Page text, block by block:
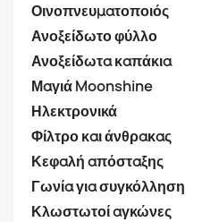
Οινοπνευματοποιός
Ανοξείδωτο φύλλο
Ανοξείδωτα καπάκια
Μαγιά Moonshine
Ηλεκτρονικά
Φίλτρο και άνθρακας
Κεφαλή απόσταξης
Γωνία για συγκόλληση
Κλωστωτοί αγκώνες